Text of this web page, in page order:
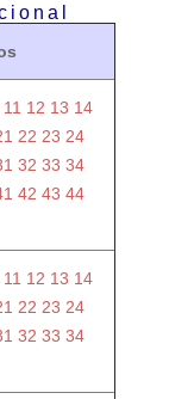
11 12 13 14
22 23 24
32 33 34
42 43 44
11 12 13 14
22 23 24
32 33 34